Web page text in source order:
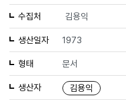
수집처 김용익
생산일자 1973
형태 문서
생산자 김용익